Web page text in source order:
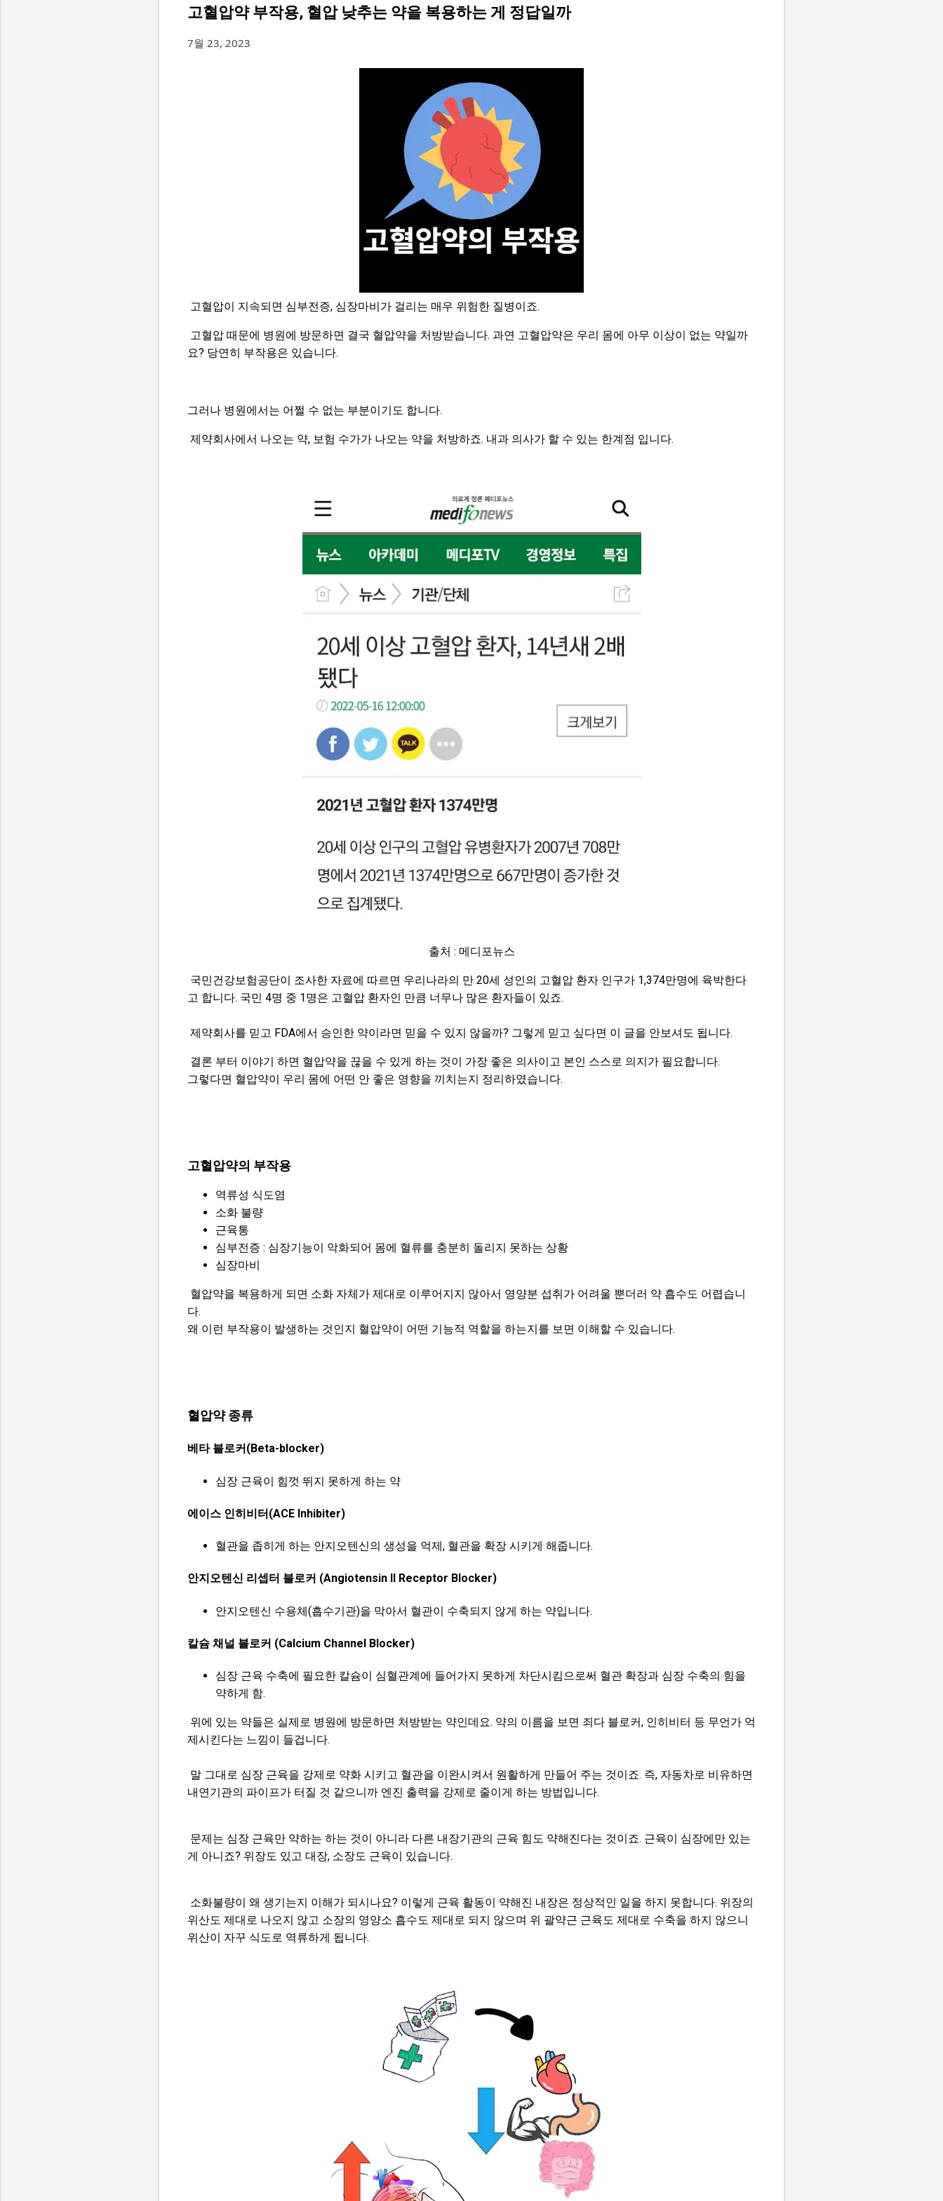
고혈압약 부작용, 혈압 낮추는 약을 복용하는 게 정답일까
7월 23, 2023
고혈압이 지속되면 심부전증, 심장마비가 걸리는 매우 위험한 질병이죠.
고혈압 때문에 병원에 방문하면 결국 혈압약을 처방받습니다. 과연 고혈압약은 우리 몸에 아무 이상이 없는 약일까
요? 당연히 부작용은 있습니다.
그러나 병원에서는 어쩔 수 없는 부분이기도 합니다.
제약회사에서 나오는 약, 보험 수가가 나오는 약을 처방하죠. 내과 의사가 할 수 있는 한계점 입니다.
출처 : 메디포뉴스
국민건강보험공단이 조사한 자료에 따르면 우리나라의 만 20세 성인의 고혈압 환자 인구가 1,374만명에 육박한다
고 합니다. 국민 4명 중 1명은 고혈압 환자인 만큼 너무나 많은 환자들이 있죠.
제약회사를 믿고 FDA에서 승인한 약이라면 믿을 수 있지 않을까? 그렇게 믿고 싶다면 이 글을 안보셔도 됩니다.
결론 부터 이야기 하면 혈압약을 끊을 수 있게 하는 것이 가장 좋은 의사이고 본인 스스로 의지가 필요합니다.
그렇다면 혈압약이 우리 몸에 어떤 안 좋은 영향을 끼치는지 정리하였습니다.
고혈압약의 부작용
역류성 식도염
소화 불량
근육통
심부전증 : 심장기능이 악화되어 몸에 혈류를 충분히 돌리지 못하는 상황
심장마비
혈압약을 복용하게 되면 소화 자체가 제대로 이루어지지 않아서 영양분 섭취가 어려울 뿐더러 약 흡수도 어렵습니
다.
왜 이런 부작용이 발생하는 것인지 혈압약이 어떤 기능적 역할을 하는지를 보면 이해할 수 있습니다.
혈압약 종류
베타 블로커(Beta-blocker)
심장 근육이 힘껏 뛰지 못하게 하는 약
에이스 인히비터(ACE Inhibiter)
혈관을 좁히게 하는 안지오텐신의 생성을 억제, 혈관을 확장 시키게 해줍니다.
안지오텐신 리셉터 블로커 (Angiotensin II Receptor Blocker)
안지오텐신 수용체(흡수기관)을 막아서 혈관이 수축되지 않게 하는 약입니다.
칼슘 채널 블로커 (Calcium Channel Blocker)
심장 근육 수축에 필요한 칼슘이 심혈관계에 들어가지 못하게 차단시킴으로써 혈관 확장과 심장 수축의 힘을
약하게 함.
위에 있는 약들은 실제로 병원에 방문하면 처방받는 약인데요. 약의 이름을 보면 죄다 블로커, 인히비터 등 무언가 억
제시킨다는 느낌이 들겁니다.
말 그대로 심장 근육을 강제로 약화 시키고 혈관을 이완시켜서 원활하게 만들어 주는 것이죠. 즉, 자동차로 비유하면
내연기관의 파이프가 터질 것 같으니까 엔진 출력을 강제로 줄이게 하는 방법입니다.
문제는 심장 근육만 약하는 하는 것이 아니라 다른 내장기관의 근육 힘도 약해진다는 것이죠. 근육이 심장에만 있는
게 아니죠? 위장도 있고 대장, 소장도 근육이 있습니다.
소화불량이 왜 생기는지 이해가 되시나요? 이렇게 근육 활동이 약해진 내장은 정상적인 일을 하지 못합니다. 위장의
위산도 제대로 나오지 않고 소장의 영양소 흡수도 제대로 되지 않으며 위 괄약근 근육도 제대로 수축을 하지 않으니
위산이 자꾸 식도로 역류하게 됩니다.